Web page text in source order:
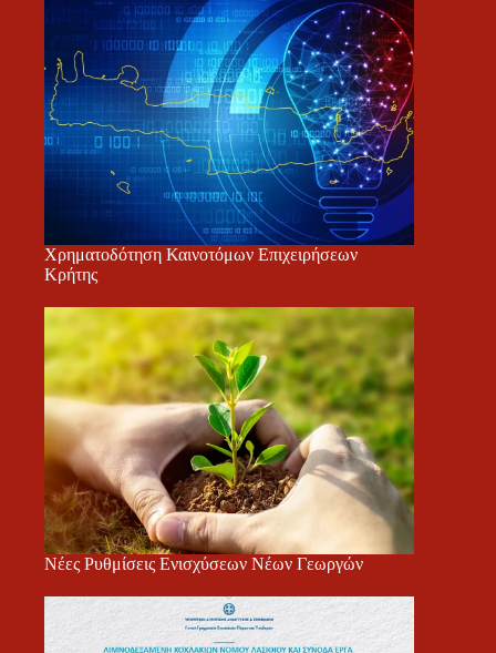
Χρηματοδότηση Καινοτόμων Επιχειρήσεων
Κρήτης
Νέες Ρυθμίσεις Ενισχύσεων Νέων Γεωργών